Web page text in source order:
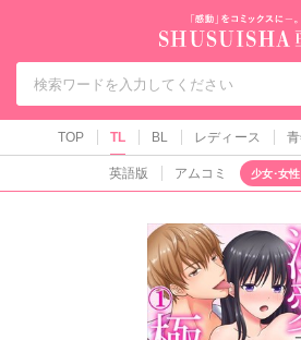
TOP TL BL レディース
英語版 アムコミ 少女･女